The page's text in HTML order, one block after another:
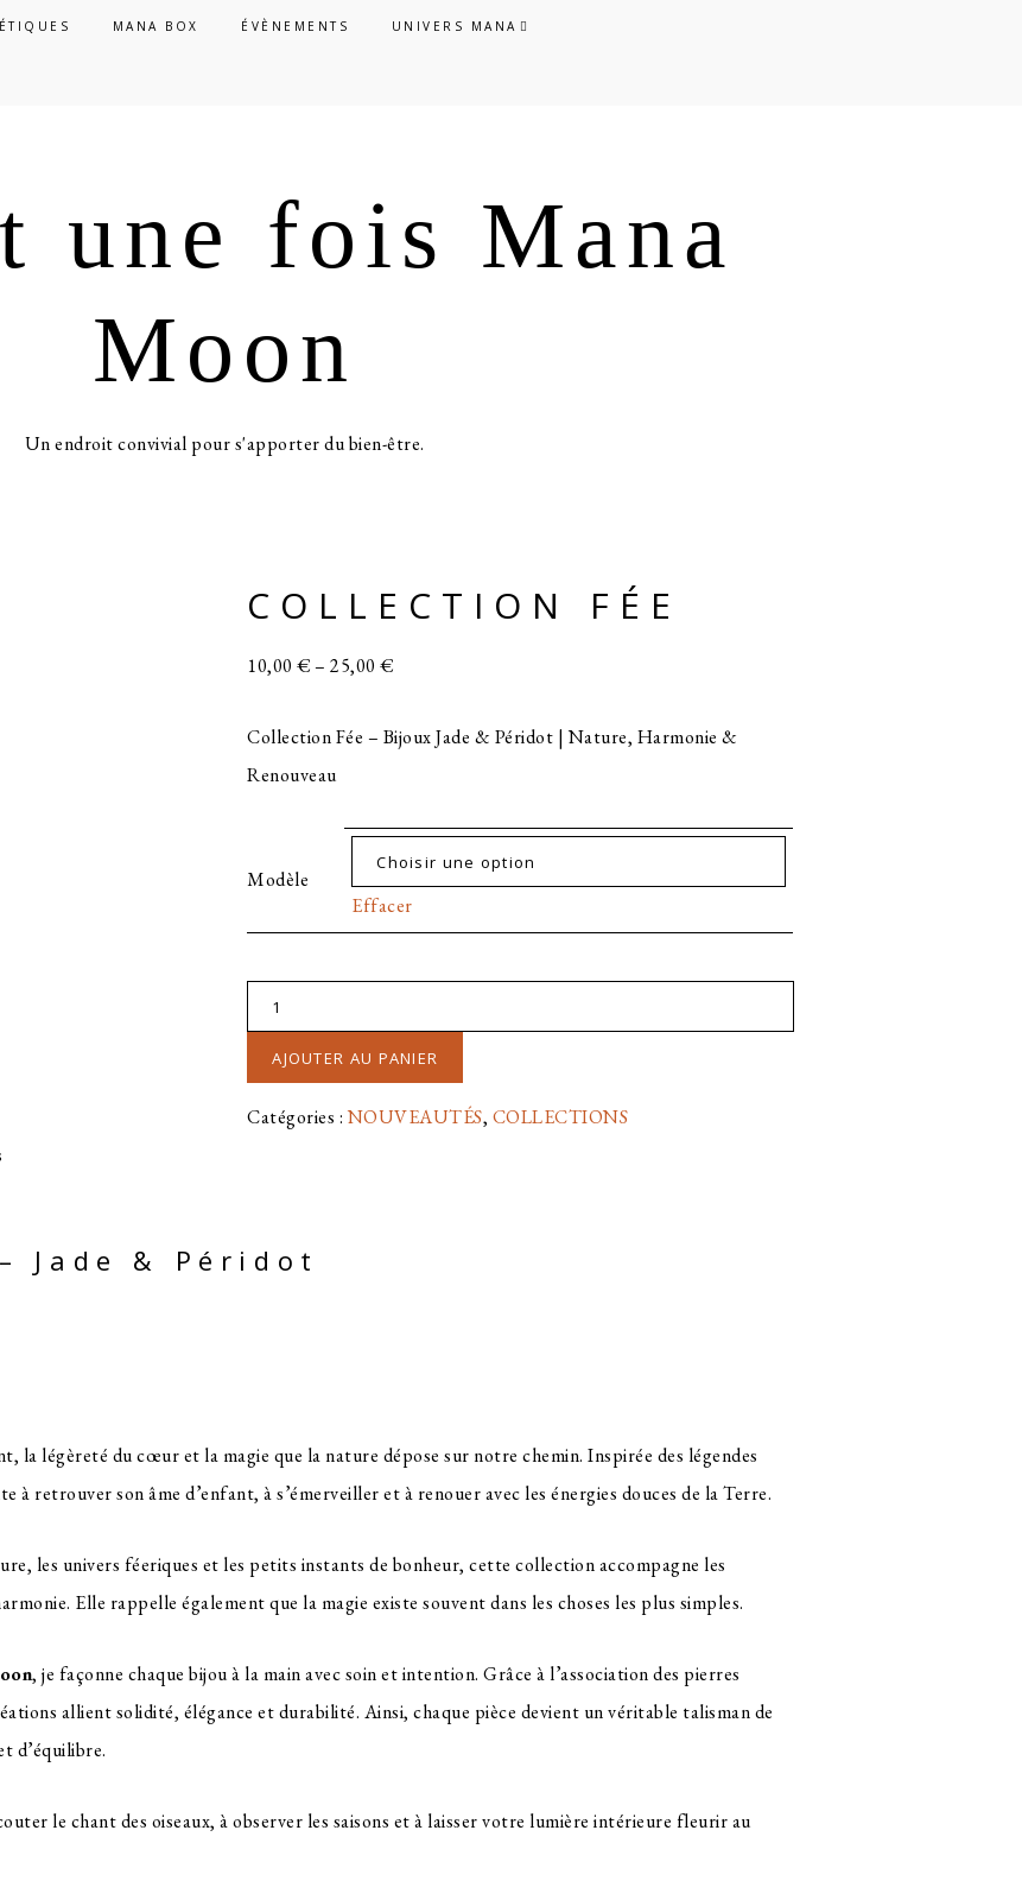
MANA BOX ÉVÈNEMENTS UNIVERS MANA
une fois Mana
Moon
Un endroit convivial pour s'apporter du bien-être.
COLLECTION FÉE
10,00€–25,00€
Collection Fée – Bijoux Jade & Péridot | Nature, Harmonie &
Renouveau
Modèle
Effacer
quantité
de
COLLECTION
FÉE
AJOUTER AU PANIER
Catégories :NOUVEAUTÉS, COLLECTIONS
Jade & Péridot
la légèreté du cœur et la magie que la nature dépose sur notre chemin. Inspirée des légendes
à retrouver son âme d’enfant, à s’émerveiller et à renouer avec les énergies douces de la Terre.
les univers féeriques et les petits instants de bonheur, cette collection accompagne les
Elle rappelle également que la magie existe souvent dans les choses les plus simples.
, je façonne chaque bijou à la main avec soin et intention. Grâce à l’association des pierres
allient solidité, élégance et durabilité. Ainsi, chaque pièce devient un véritable talisman de
d’équilibre.
le chant des oiseaux, à observer les saisons et à laisser votre lumière intérieure fleurir au